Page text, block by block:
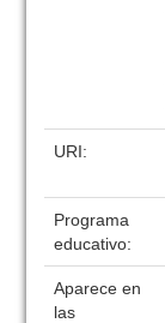
URI:
Programa
educativo:
Aparece en
las